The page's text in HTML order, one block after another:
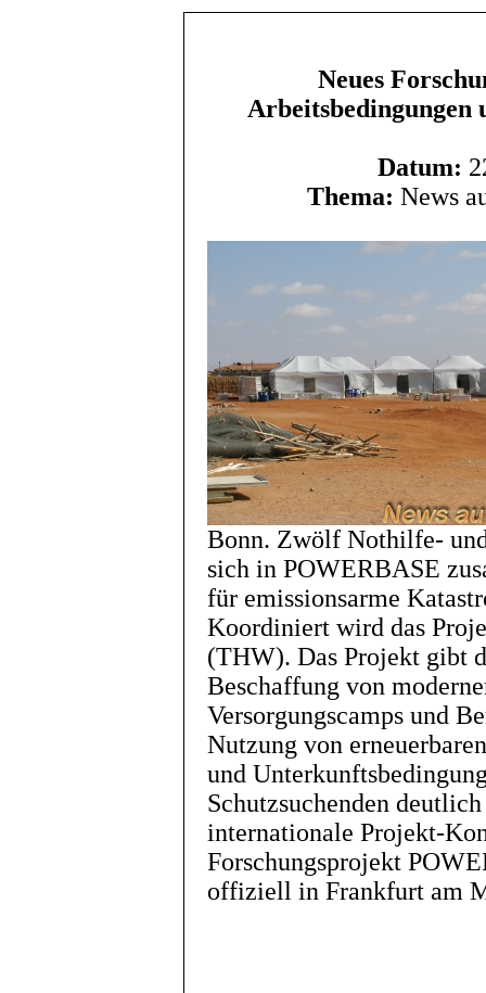
Neues
Arbeitsbedingungen
Datum:
Thema: News
Bonn. Zwölf Nothilfe-
sich in POWERBASE
für emissionsarme
Koordiniert wird das
(THW). Das Projekt gibt
Beschaffung von
Versorgungscamps und
Nutzung von
und
Schutzsuchenden
internationale Projekt-
Forschungsprojekt
offiziell in Frankfurt am